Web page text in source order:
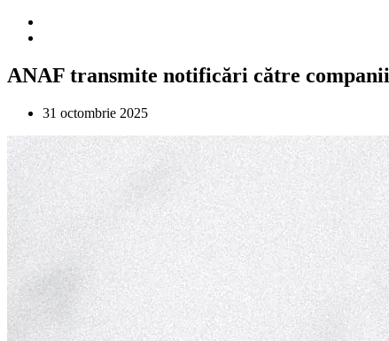
ANAF transmite notificări către
31 octombrie 2025